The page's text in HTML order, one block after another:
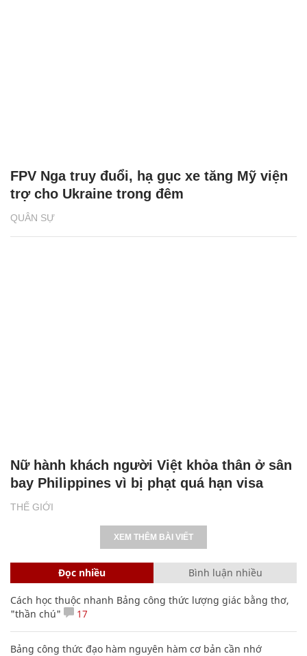
QUÂN SỰ
FPV Nga truy đuổi, hạ gục xe tăng Mỹ viện
trợ cho Ukraine trong đêm
THẾ GIỚI
Nữ hành khách người Việt khỏa thân ở sân
bay Philippines vì bị phạt quá hạn visa
XEM THÊM BÀI VIẾT
Đọc nhiều Bình luận nhiều
Cách học thuộc nhanh Bảng công thức lượng giác bằng thơ,
"thần chú"
17
Bảng công thức đạo hàm nguyên hàm cơ bản cần nhớ